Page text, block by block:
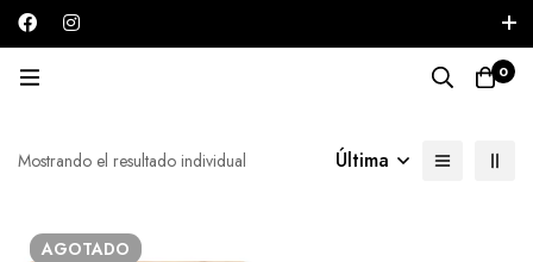
0
Mostrando el resultado individual Última
AGOTADO